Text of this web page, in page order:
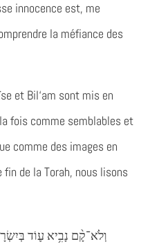
innocence est, me
la méfiance des
et Bil‘am sont mis en
fois comme semblables et
comme des images en
fin de la Torah, nous lisons
וְלֹא־קָ֨ם נָבִ֥יא ע֛וֹד